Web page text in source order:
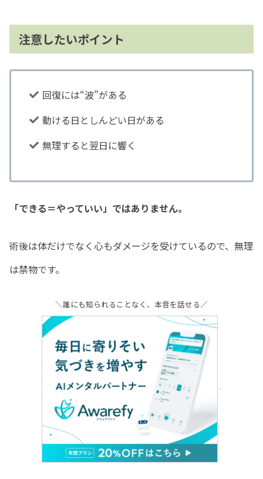
注意したいポイント
回復には“波”がある
動ける日としんどい日がある
無理すると翌日に響く
「できる＝やっていい」ではありません。
術後は体だけでなく心もダメージを受けているので、無理
は禁物です。
＼誰にも知られることなく、本音を話せる／